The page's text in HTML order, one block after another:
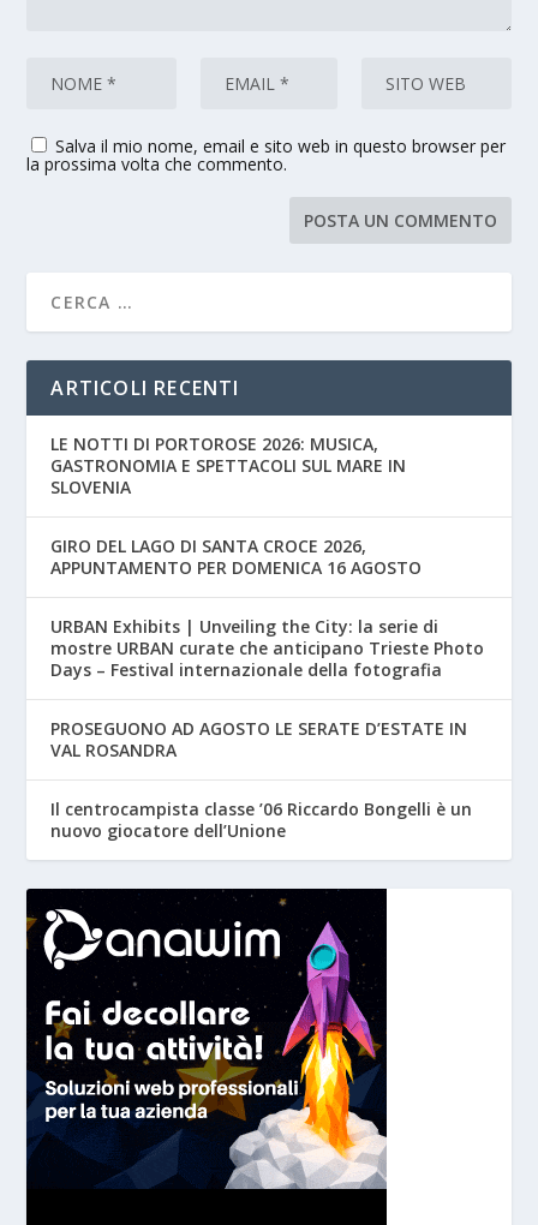
Salva il mio nome, email e sito web in questo browser per
la prossima volta che commento.
ARTICOLI RECENTI
LE NOTTI DI PORTOROSE 2026: MUSICA,
GASTRONOMIA E SPETTACOLI SUL MARE IN
SLOVENIA
GIRO DEL LAGO DI SANTA CROCE 2026,
APPUNTAMENTO PER DOMENICA 16 AGOSTO
URBAN Exhibits | Unveiling the City: la serie di
mostre URBAN curate che anticipano Trieste Photo
Days – Festival internazionale della fotografia
PROSEGUONO AD AGOSTO LE SERATE D’ESTATE IN
VAL ROSANDRA
Il centrocampista classe ’06 Riccardo Bongelli è un
nuovo giocatore dell’Unione